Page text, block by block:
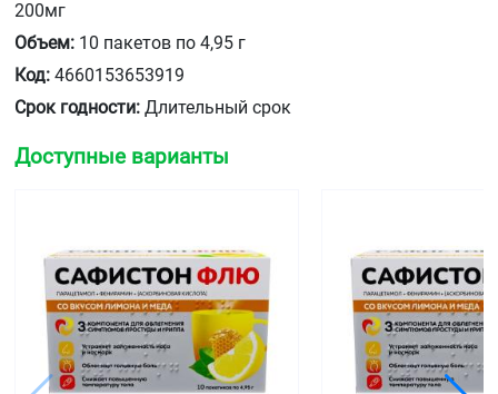
200мг
Объем: 10 пакетов по 4,95 г
Код: 4660153653919
Срок годности: Длительный срок
Доступные варианты